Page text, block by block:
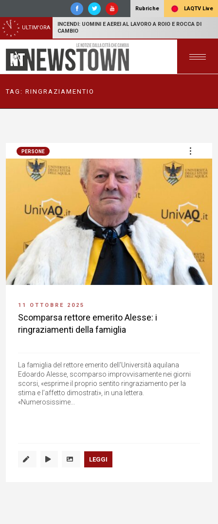
Rubriche LAQTV Live
ULTIM'ORA
INCENDI: UOMINI E AEREI AL LAVORO A ROIO E ROCCA DI
CAMBIO
TAG: RINGRAZIAMENTIO
PERSONE
11 OTTOBRE 2025
Scomparsa rettore emerito Alesse: i
ringraziamenti della famiglia
La famiglia del rettore emerito dell'Università aquilana
Edoardo Alesse, scomparso improvvisamente nei giorni
scorsi, «esprime il proprio sentito ringraziamento per la
stima e l’affetto dimostrati», in una lettera.
«Numerosissime...
LEGGI